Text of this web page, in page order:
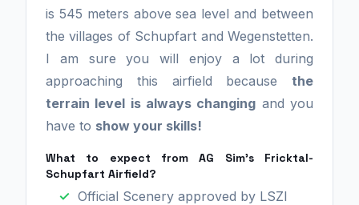
is 545 meters above sea level and between
the villages of Schupfart and Wegenstetten.
I am sure you will enjoy a lot during
approaching this airfield because the
terrain level is always changing and you
have to show your skills!
What to expect from AG Sim's Fricktal-
Schupfart Airfield?
Official Scenery approved by LSZI